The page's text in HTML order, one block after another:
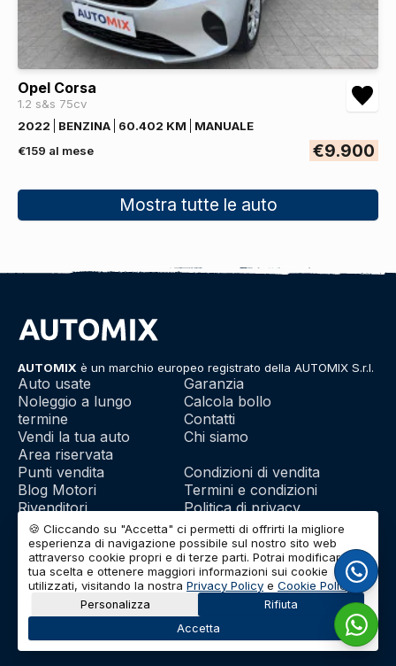
Opel Corsa
1.2 s&s 75cv
2022
BENZINA 60.402 KM
MANUALE
€159 al mese
€9.900
Mostra tutte le auto
AUTOMIX è un marchio europeo registrato della AUTOMIX S.r.l.
Auto usate
Noleggio a lungo
termine
Vendi la tua auto
Area riservata
Garanzia
Calcola bollo
Contatti
Chi siamo
Punti vendita
Blog Motori
Rivenditori
Franchising
Condizioni di vendita
Termini e condizioni
Politica di privacy
Utilizzo dei cookie
© 2026 | AUTOMIX S.r.l. | Partita IVA: IT01732290703 | Capitale
Sociale: Euro 10.000 i.v.
🍪 Cliccando su "Accetta" ci permetti di offrirti la migliore
esperienza di navigazione possibile sul nostro sito web
attraverso cookie propri e di terze parti. Potrai modificare la
tua scelta e ottenere maggiori informazioni sui cookie
utilizzati, visitando la nostra Privacy Policy e Cookie Policy.
Personalizza
Rifiuta
Accetta